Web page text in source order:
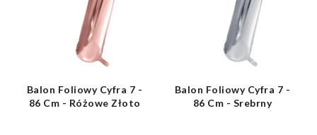

Balon Foliowy Cyfra 7 -
86 Cm - Różowe Złoto

Balon Foliowy Cyfra 7 -
86 Cm - Srebrny